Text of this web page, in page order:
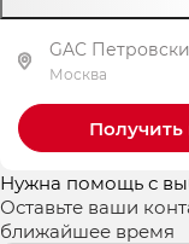
GAC
Москва
Нужна помощь с
Оставьте ваши
ближайшее время